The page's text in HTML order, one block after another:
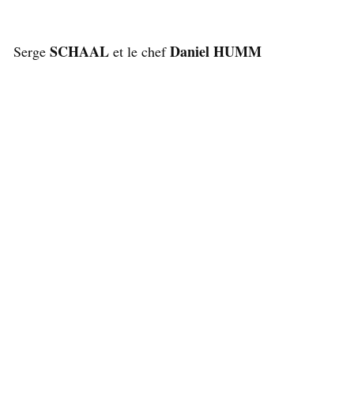
Serge SCHAAL et le chefDaniel HUMM